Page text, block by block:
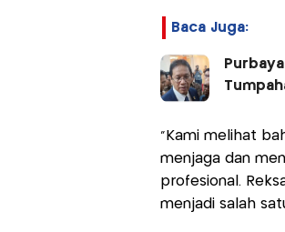
Baca Juga:
“Kami melihat
menjaga dan
profesional.
menjadi salah